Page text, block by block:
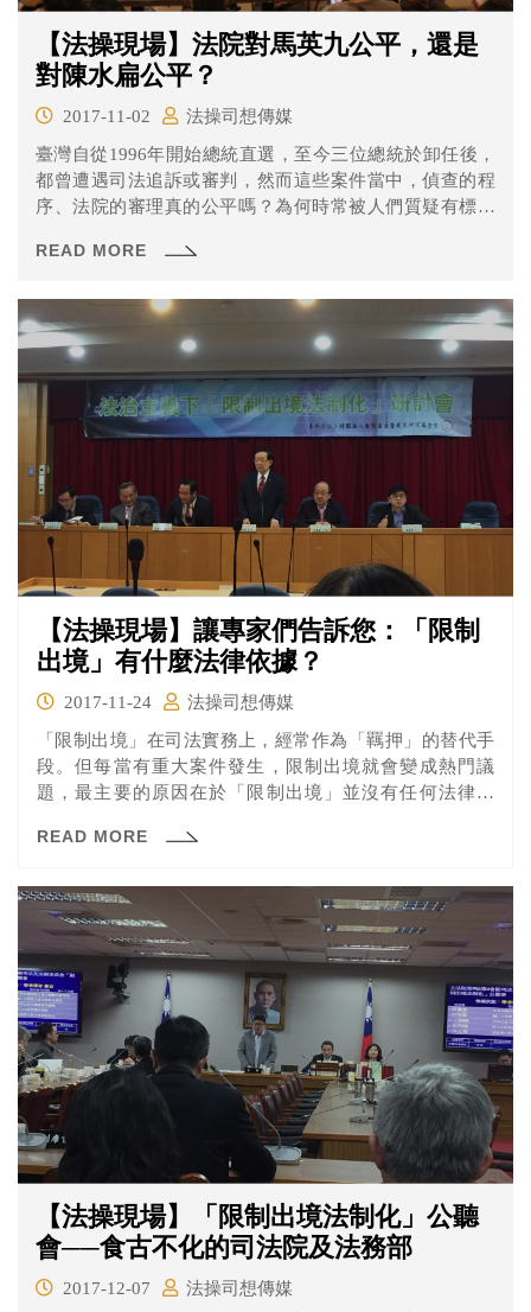
【法操現場】法院對馬英九公平，還是
對陳水扁公平？
2017-11-02
法操司想傳媒
臺灣自從1996年開始總統直選，至今三位總統於卸任後，
都曾遭遇司法追訴或審判，然而這些案件當中，偵查的程
序、法院的審理真的公平嗎？為何時常被人們質疑有標準
READ MORE
【法操現場】讓專家們告訴您：「限制
出境」有什麼法律依據？
2017-11-24
法操司想傳媒
「限制出境」在司法實務上，經常作為「羈押」的替代手
段。但每當有重大案件發生，限制出境就會變成熱門議
題，最主要的原因在於「限制出境」並沒有任何法律規
財團法人台灣法治暨政策研究基金會，特別於2017年10月
請專家學者，從學說面及實務面討論限制出境的相關議
題。
READ MORE
【法操現場】「限制出境法制化」公聽
會──食古不化的司法院及法務部
2017-12-07
法操司想傳媒